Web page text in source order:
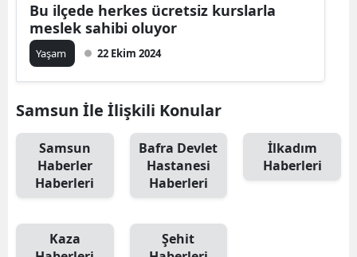
Bu ilçede herkes ücretsiz kurslarla
meslek sahibi oluyor
Yaşam 22 Ekim 2024
Samsun İle İlişkili Konular
Samsun
Haberler
Haberleri
Bafra Devlet
Hastanesi
Haberleri
İlkadım
Haberleri
Kaza
Şehit